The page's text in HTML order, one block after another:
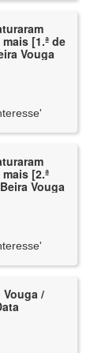
[1.ª de
Vouga
[2.ª
Vouga
Vouga /